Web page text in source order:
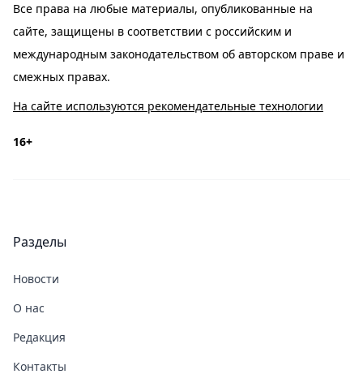
Все права на любые материалы, опубликованные на
сайте, защищены в соответствии с российским и
международным законодательством об авторском праве и
смежных правах.
На сайте используются рекомендательные технологии
16+
Разделы
Новости
О нас
Редакция
Контакты